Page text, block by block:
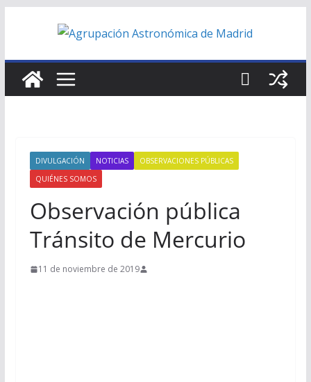
DIVULGACIÓN NOTICIAS
OBSERVACIONES PÚBLICAS
QUIÉNES SOMOS
Observación pública
Tránsito de Mercurio
11 de noviembre de 2019